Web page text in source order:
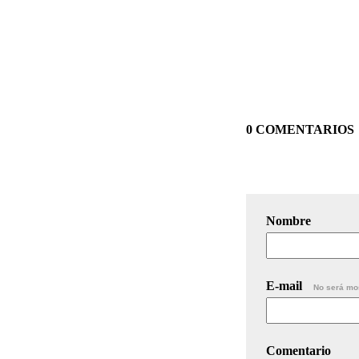
0 COMENTARIOS
Nombre
E-mail No será
Comentario